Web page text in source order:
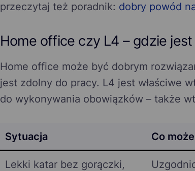
przeczytaj też poradnik: dobry powód
Home office czy L4 – gdzie jest
Home office może być dobrym
jest zdolny do pracy. L4 jest właściwe
do wykonywania obowiązków – także
Sytuacja Co
Lekki katar bez gorączki,